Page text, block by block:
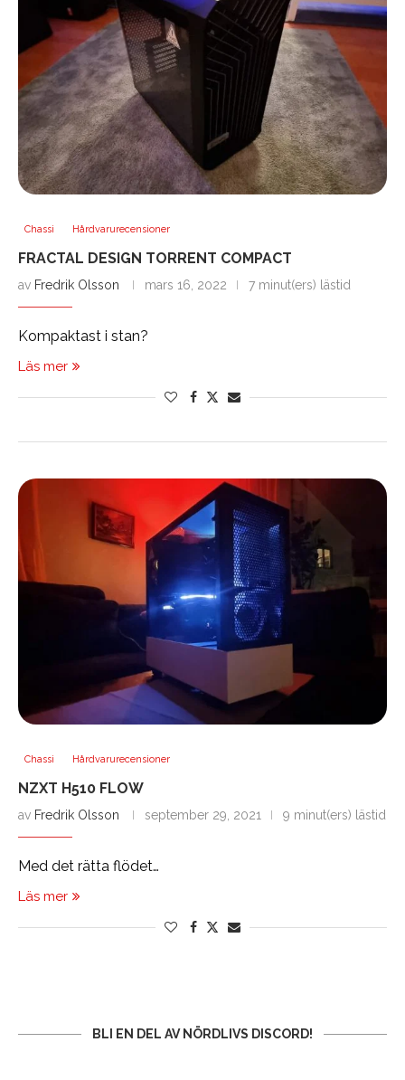
Chassi Hårdvarurecensioner
FRACTAL DESIGN TORRENT COMPACT
av Fredrik Olsson mars 16, 2022 7 minut(ers) lästid
Kompaktast i stan?
Läs mer
Chassi Hårdvarurecensioner
NZXT H510 FLOW
av Fredrik Olsson september 29, 2021 9 minut(ers) lästid
Med det rätta flödet…
Läs mer
BLI EN DEL AV NÖRDLIVS DISCORD!